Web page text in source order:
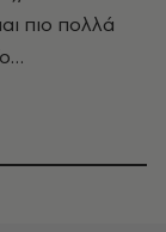
πιο πολλά